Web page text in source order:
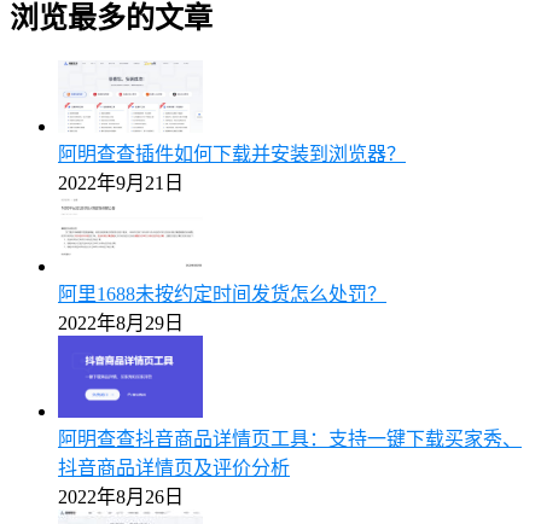
浏览最多的文章
阿明查查插件如何下载并安装到浏览器？
2022年9月21日
阿里1688未按约定时间发货怎么处罚？
2022年8月29日
阿明查查抖音商品详情页工具：支持一键下载买家秀、
抖音商品详情页及评价分析
2022年8月26日